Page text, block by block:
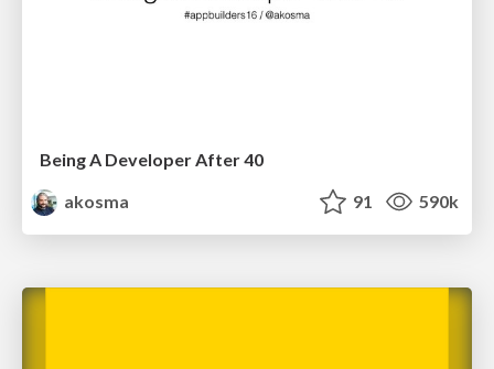
Being A Developer After 40
akosma
91 590k